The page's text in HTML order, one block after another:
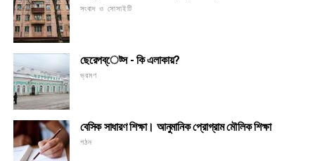
সংবাদ ও সোসাইটি
ছেরেপব্েট্স - কি এলাকায়?
ভ্রমণ
বেসিক সাধারণ শিক্ষা। আনুমানিক প্রোগ্রাম মৌলিক শিক্ষা
গঠন